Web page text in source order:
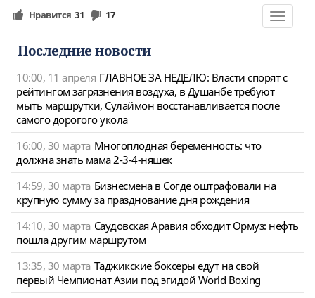
Toggle
Нравится 31 17
Последние новости
10:00, 11 апреля ГЛАВНОЕ ЗА НЕДЕЛЮ: Власти спорят с
рейтингом загрязнения воздуха, в Душанбе требуют
мыть маршрутки, Сулаймон восстанавливается после
самого дорогого укола
16:00, 30 марта Многоплодная беременность: что
должна знать мама 2-3-4-няшек
14:59, 30 марта Бизнесмена в Согде оштрафовали на
крупную сумму за празднование дня рождения
14:10, 30 марта Саудовская Аравия обходит Ормуз: нефть
пошла другим маршрутом
13:35, 30 марта Таджикские боксеры едут на свой
первый Чемпионат Азии под эгидой World Boxing